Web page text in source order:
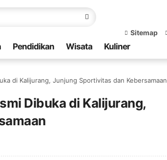
Sitemap
Pendidikan Wisata Kuliner
di Kalijurang, Junjung Sportivitas dan Kebersamaan
Dibuka di Kalijurang,